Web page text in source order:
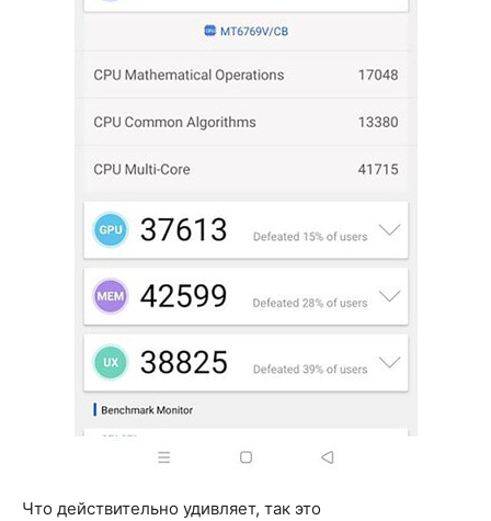
Что действительно удивляет, так это